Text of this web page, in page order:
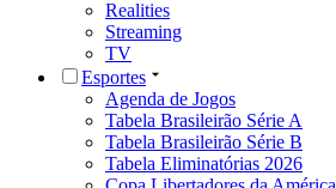
Realities
Streaming
TV
Esportes
Agenda de Jogos
Tabela Brasileirão Série A
Tabela Brasileirão Série B
Tabela Eliminatórias 2026